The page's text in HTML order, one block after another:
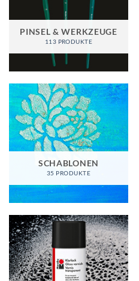
PINSEL & WERKZEUGE
113 PRODUKTE
SCHABLONEN
35 PRODUKTE